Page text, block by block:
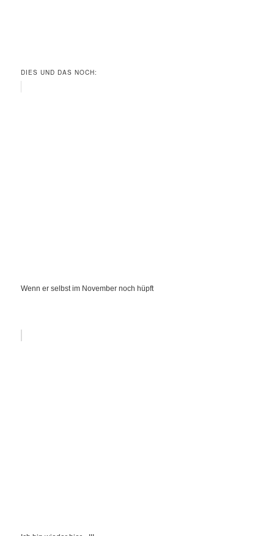
DIES UND DAS NOCH:
Wenn er selbst im November noch hüpft